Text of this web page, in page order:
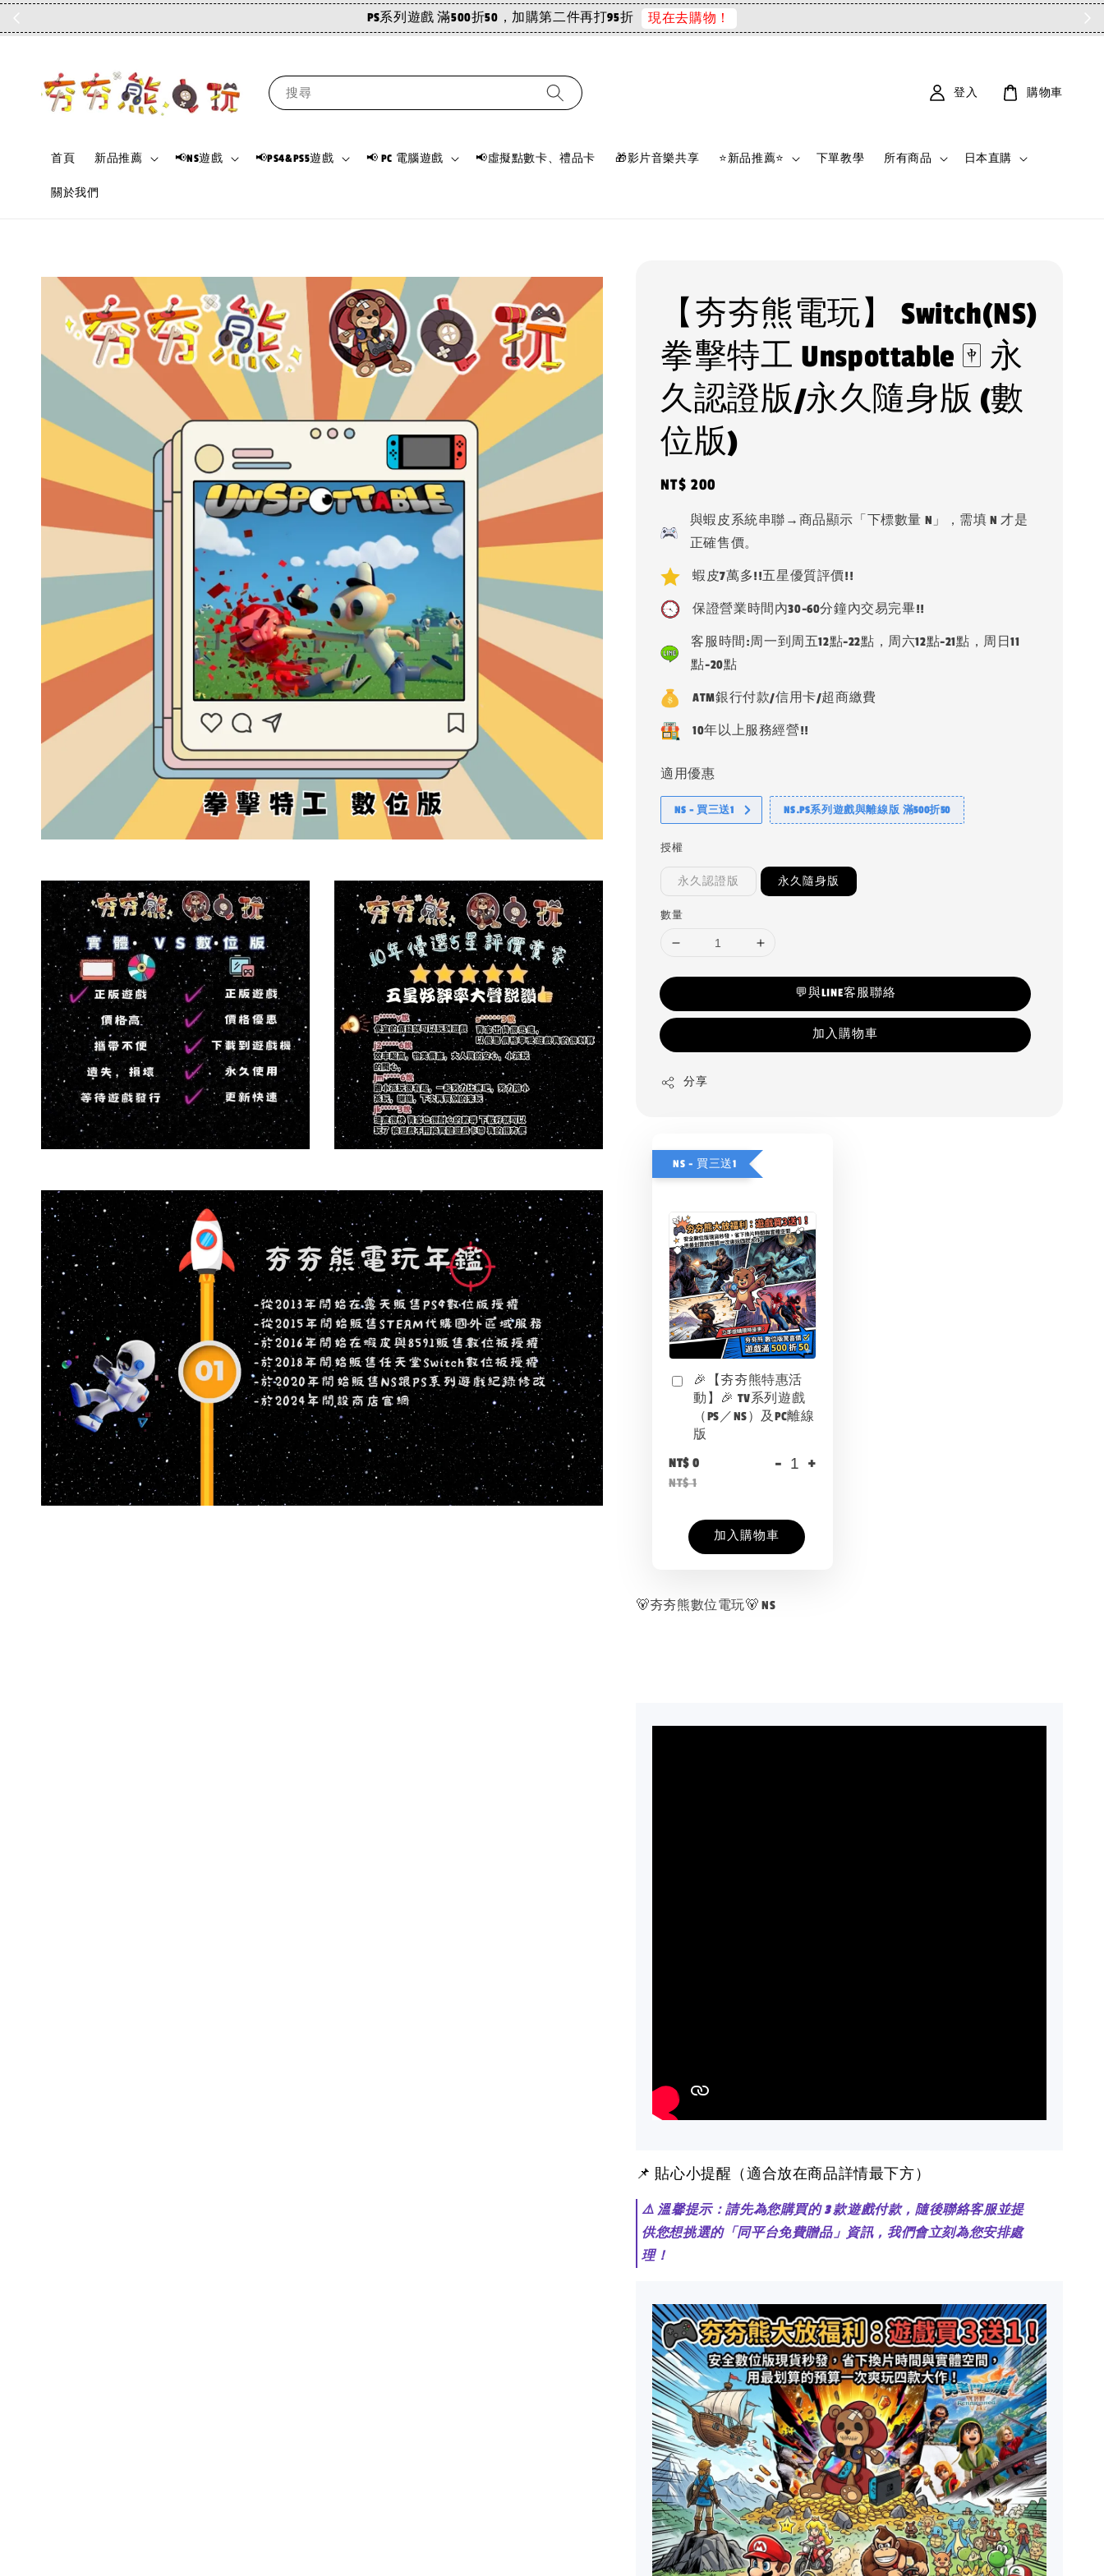
PS系列遊戲 滿500折50，加購第二件再打95折 現在去購物！
搜尋
首頁 新品推薦 📢NS遊戲 📢PS4&PS5遊戲 📢 PC 電腦遊戲 📢虛擬點數卡、禮品卡 🎁影片音樂共享 ⭐新品推薦⭐ 下單教學 所有商品 日本直購
關於我們
登入 購物車
【夯夯熊電玩】 Switch(NS)
拳擊特工 Unspottable 🀄 永
久認證版/永久隨身版 (數
位版)
Regular
price
NT$ 200
與蝦皮系統串聯→商品顯示「下標數量 N」，需填 N 才是
正確售價。
蝦皮7萬多!!五星優質評價!!
保證營業時間內30-60分鐘內交易完畢!!
客服時間:周一到周五12點-22點，周六12點-21點，周日11
點-20點
ATM銀行付款/信用卡/超商繳費
10年以上服務經營!!
適用優惠
NS - 買三送1 NS.PS系列遊戲與離線版 滿500折50
授權
永久認證版 永久隨身版
數量
💬與LINE客服聯絡
加入購物車
分享
NS - 買三送1
🎉【夯夯熊特惠活
動】🎉 TV系列遊戲
（PS／NS）及PC離線
版
NT$ 0
NT$ 1
- +
加入購物車
🐻夯夯熊數位電玩🐻 NS
📌 貼心小提醒（適合放在商品詳情最下方）
⚠️ 溫馨提示：請先為您購買的 3 款遊戲付款，隨後聯絡客服並提
供您想挑選的「同平台免費贈品」資訊，我們會立刻為您安排處
理！